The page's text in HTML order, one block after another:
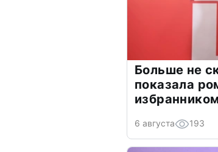
Больше не
показала
6 августа 193